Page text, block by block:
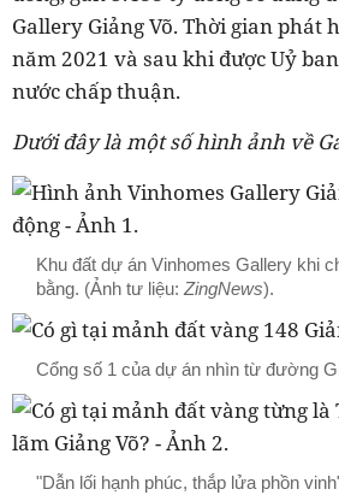
Gallery Giảng Võ. Thời gian phát
năm 2021 và sau khi được Uỷ
nước chấp thuận.
Dưới đây là một số hình ảnh về
Khu đất dự án Vinhomes Gallery khi
bằng. (Ảnh tư liệu: ZingNews).
Cổng số 1 của dự án nhìn từ đường
"Dẫn lối hạnh phúc, thắp lửa phồn